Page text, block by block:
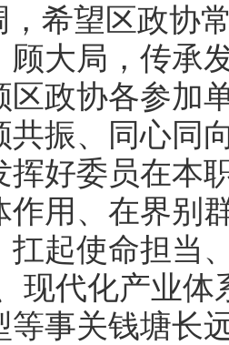
希望区政协
顾大局，传承
区政协各参加
共振、同心同
挥好委员在本
作用、在界别
扛起使命担当
现代化产业
等事关钱塘长